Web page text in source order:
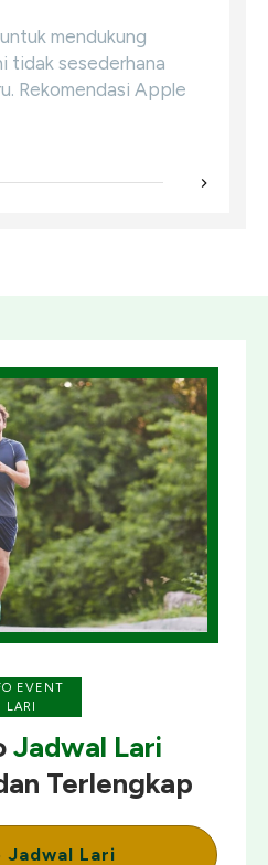
mendukung
tidak sesederhana
Rekomendasi Apple
EVENT
LARI
Jadwal Lari
Terlengkap
Jadwal Lari